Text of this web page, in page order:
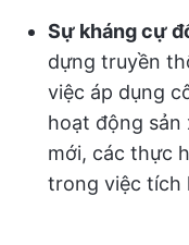
Sự kháng cự
dựng truyền
việc áp dụng
hoạt động sản
mới, các thực
trong việc tích